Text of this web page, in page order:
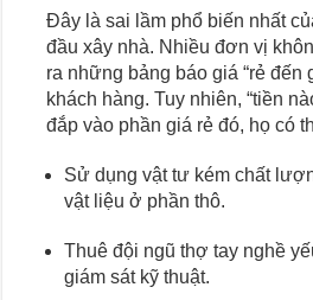
Đây là sai lầm phổ biến nhất
đầu xây nhà. Nhiều đơn vị
ra những bảng báo giá “rẻ đến
khách hàng. Tuy nhiên, “tiền
đắp vào phần giá rẻ đó, họ có
Sử dụng vật tư kém chất
vật liệu ở phần thô.
Thuê đội ngũ thợ tay nghề
giám sát kỹ thuật.